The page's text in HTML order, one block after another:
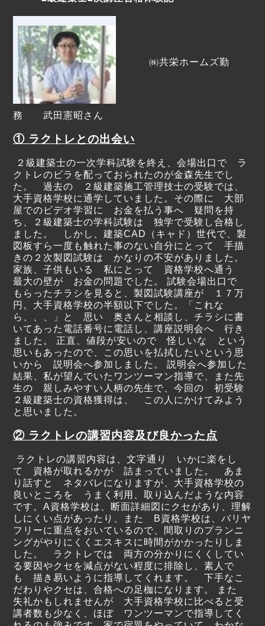
㈱共栄ホームズ勤
務 武田憲昭さん
① ラクトレとの出会い
２級建築士の一次学科試験を終え、会場出口で ラ
クトレのビラを配っておられたのが金森先生でし
た。 過去の ２級建築施工管理技士の受験では、
大手資格学校に通学していました。その際に 大部
屋でのビデオ学習に お金を払う事へ 疑問を持
ち、２級建築士の学科試験は 独学で受験し合格し
ました。 しかし、建築CAD（キャド）世代で、製
図板すら一度も触れた事のない自分にとって 手描
きの２次製図試験は かなりの不安がありました。
家族、子供もいる 私にとって 資格学校へ通う
最大の壁が お金の問題でした。 試験会場出口で
もらったチラシを見ると、製図試験講座が １７万
円。大手資格学校の半額以下でした。「これな
ら、、、」と 思い 奥さんと相談し、チラシに書
いてあった電話番号に電話し、講座説明会へ 行き
ました。 正直、値段が安いので 怪しいな という
思いもあったので、この思いを払拭したいという思
いから 説明会へ参加しました。 説明会へ参加した
結果、私が望んでいたワンツーマン指導で、また先
生の 親しみやすい人柄の先生で、今回の 初受験
２級建築士の資格獲得は、 この人にかけてみよう
と思いました。
② ラクトレの講習内容及び良かった点
ラクトレの講習内容は、文字通り いかに楽をし
て 資格が取れるかが 詰まっていました。 あま
り話すと ネタバレになりますが、大手資格学校の
良いところを うまく利用、取り込んだような内容
です。A資格学校は、断面詳細図にクセがあり、理解
しにくい点があったり、また B資格学校は、バリヤ
フリーに重点をおいているので、間取りのプランニ
ングがやりにくくエスキスに時間がかかったりしま
した。 ラクトレでは 両方の分かりにくくしてい
る要因やクセを減点がない程度に排除し、素人で
も 描き易いように指導してくれます。 下手なこ
だわりやクセは、合格への足枷になります。 また
失礼かもしれませんが 大手資格学校に比べると受
講者数も少なく、ほぼ ワンツーマンで指導してく